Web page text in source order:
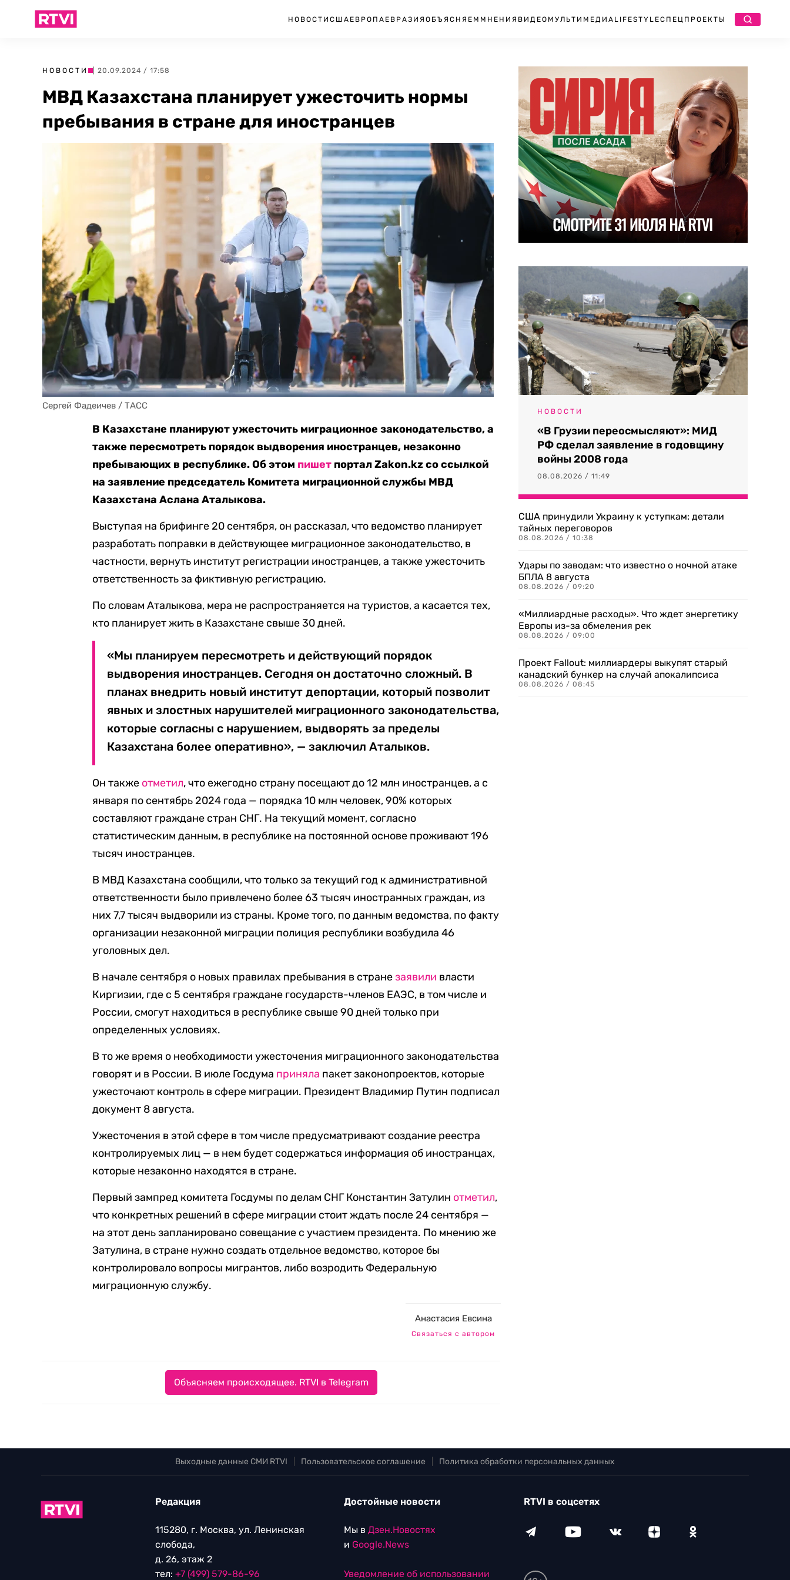
НОВОСТИ США ЕВРОПА ЕВРАЗИЯ ОБЪЯСНЯЕМ МНЕНИЯ ВИДЕО МУЛЬТИМЕДИА LIFESTYLEСПЕЦПРОЕКТЫ
НОВОСТИ | 20.09.2024 / 17:58
МВД Казахстана планирует ужесточить нормы
пребывания в стране для иностранцев
Сергей Фадеичев / ТАСС
В Казахстане планируют ужесточить миграционное законодательство, а
также пересмотреть порядок выдворения иностранцев, незаконно
пребывающих в республике. Об этом пишет портал Zakon.kz со ссылкой
на заявление председатель Комитета миграционной службы МВД
Казахстана Аслана Аталыкова.
Выступая на брифинге 20 сентября, он рассказал, что ведомство планирует
разработать поправки в действующее миграционное законодательство, в
частности, вернуть институт регистрации иностранцев, а также ужесточить
ответственность за фиктивную регистрацию.
По словам Аталыкова, мера не распространяется на туристов, а касается тех,
кто планирует жить в Казахстане свыше 30 дней.
«Мы планируем пересмотреть и действующий порядок
выдворения иностранцев. Сегодня он достаточно сложный. В
планах внедрить новый институт депортации, который позволит
явных и злостных нарушителей миграционного законодательства,
которые согласны с нарушением, выдворять за пределы
Казахстана более оперативно», — заключил Аталыков.
Он также отметил, что ежегодно страну посещают до 12 млн иностранцев, а с
января по сентябрь 2024 года — порядка 10 млн человек, 90% которых
составляют граждане стран СНГ. На текущий момент, согласно
статистическим данным, в республике на постоянной основе проживают 196
тысяч иностранцев.
В МВД Казахстана сообщили, что только за текущий год к административной
ответственности было привлечено более 63 тысяч иностранных граждан, из
них 7,7 тысяч выдворили из страны. Кроме того, по данным ведомства, по факту
организации незаконной миграции полиция республики возбудила 46
уголовных дел.
В начале сентября о новых правилах пребывания в странезаявили власти
Киргизии, где с 5 сентября граждане государств-членов ЕАЭС, в том числе и
России, смогут находиться в республике свыше 90 дней только при
определенных условиях.
В то же время о необходимости ужесточения миграционного законодательства
говорят и в России. В июле Госдума приняла пакет законопроектов, которые
ужесточают контроль в сфере миграции. Президент Владимир Путин подписал
документ 8 августа.
Ужесточения в этой сфере в том числе предусматривают создание реестра
контролируемых лиц — в нем будет содержаться информация об иностранцах,
которые незаконно находятся в стране.
Первый зампред комитета Госдумы по делам СНГ Константин Затулин отметил,
что конкретных решений в сфере миграции стоит ждать после 24 сентября —
на этот день запланировано совещание с участием президента. По мнению же
Затулина, в стране нужно создать отдельное ведомство, которое бы
контролировало вопросы мигрантов, либо возродить Федеральную
миграционную службу.
Анастасия Евсина
Связаться с автором
Объясняем происходящее. RTVI в Telegram
НОВОСТИ
«В Грузии переосмысляют»: МИД
РФ сделал заявление в годовщину
войны 2008 года
08.08.2026 / 11:49
США принудили Украину к уступкам: детали
тайных переговоров
08.08.2026 / 10:38
Удары по заводам: что известно о ночной атаке
БПЛА 8 августа
08.08.2026 / 09:20
«Миллиардные расходы». Что ждет энергетику
Европы из-за обмеления рек
08.08.2026 / 09:00
Проект Fallout: миллиардеры выкупят старый
канадский бункер на случай апокалипсиса
08.08.2026 / 08:45
Выходные данные СМИ RTVI Пользовательское соглашение Политика обработки персональных данных
Редакция
115280, г. Москва, ул. Ленинская
слобода,
д. 26, этаж 2
тел: +7 (499) 579-86-96
Достойные новости
Мы в Дзен.Новостях
и Google.News
Уведомление об использовании
RTVI в соцсетях